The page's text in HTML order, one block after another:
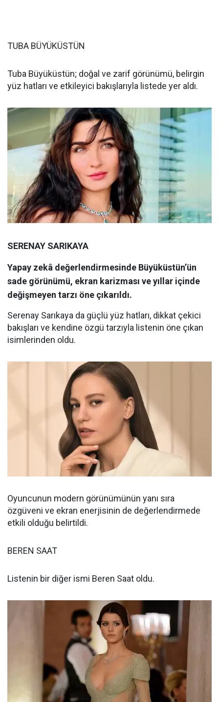
TUBA BÜYÜKÜSTÜN
Tuba Büyüküstün; doğal ve zarif görünümü, belirgin
yüz hatları ve etkileyici bakışlarıyla listede yer aldı.
SERENAY SARIKAYA
Yapay zekâ değerlendirmesinde Büyüküstün’ün
sade görünümü, ekran karizması ve yıllar içinde
değişmeyen tarzı öne çıkarıldı.
Serenay Sarıkaya da güçlü yüz hatları, dikkat çekici
bakışları ve kendine özgü tarzıyla listenin öne çıkan
isimlerinden oldu.
Oyuncunun modern görünümünün yanı sıra
özgüveni ve ekran enerjisinin de değerlendirmede
etkili olduğu belirtildi.
BEREN SAAT
Listenin bir diğer ismi Beren Saat oldu.